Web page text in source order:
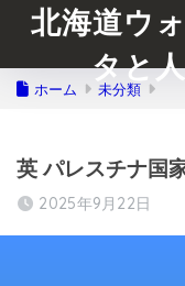
北海道ウ
タと
ホーム 未分類
英 パレスチナ国
2025年9月22日